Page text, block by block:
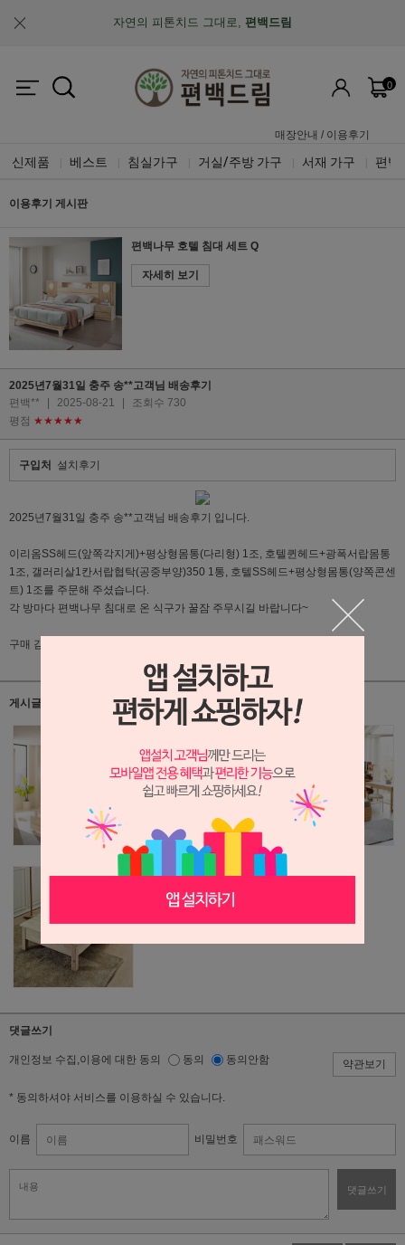
자연의 피톤치드 그대로, 편백드림
맞춤제작과 A/S가 가능한"맞춤 설계 가구"
0
매장안내 / 이용후기
신제품 베스트 침실가구 거실/주방 가구 서재 가구 편백
이용후기 게시판
편백나무 호텔 침대 세트 Q
자세히 보기
2025년7월31일 충주 송**고객님 배송후기
편백**
2025-08-21
조회수 730
평점 ★★★★★
구입처 설치후기
2025년7월31일 충주 송**고객님 배송후기 입니다.
이리옴SS헤드(앞쪽각지게)+평상형몸통(다리형) 1조, 호텔퀸헤드+광폭서랍몸통
1조, 갤러리살1칸서랍협탁(공중부양)350 1통, 호텔SS헤드+평상형몸통(양쪽콘센
트) 1조를 주문해 주셨습니다.
각 방마다 편백나무 침대로 온 식구가 꿀잠 주무시길 바랍니다~
구매 감사드리며, 예쁘게 쓰시길 바랍니다.
게시글 관련 상품
댓글쓰기
개인정보 수집,이용에 대한 동의 동의 동의안함 약관보기
* 동의하셔야 서비스를 이용하실 수 있습니다.
이름 비밀번호
댓글쓰기